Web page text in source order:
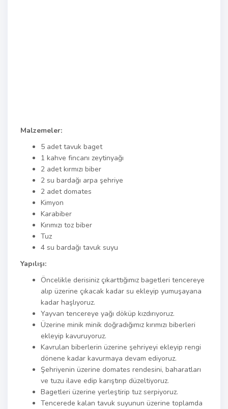
Malzemeler:
5 adet tavuk baget
1 kahve fincanı zeytinyağı
2 adet kırmızı biber
2 su bardağı arpa şehriye
2 adet domates
Kimyon
Karabiber
Kırımızı toz biber
Tuz
4 su bardağı tavuk suyu
Yapılışı:
Öncelikle derisiniz çıkarttığımız bagetleri tencereye
alıp üzerine çıkacak kadar su ekleyip yumuşayana
kadar haşlıyoruz.
Yayvan tencereye yağı döküp kızdırıyoruz.
Üzerine minik minik doğradığımız kırımızı biberleri
ekleyip kavuruyoruz.
Kavrulan biberlerin üzerine şehriyeyi ekleyip rengi
dönene kadar kavurmaya devam ediyoruz.
Şehriyenin üzerine domates rendesini, baharatları
ve tuzu ilave edip karıştırıp düzeltiyoruz.
Bagetleri üzerine yerleştirip tuz serpiyoruz.
Tencerede kalan tavuk suyunun üzerine toplamda